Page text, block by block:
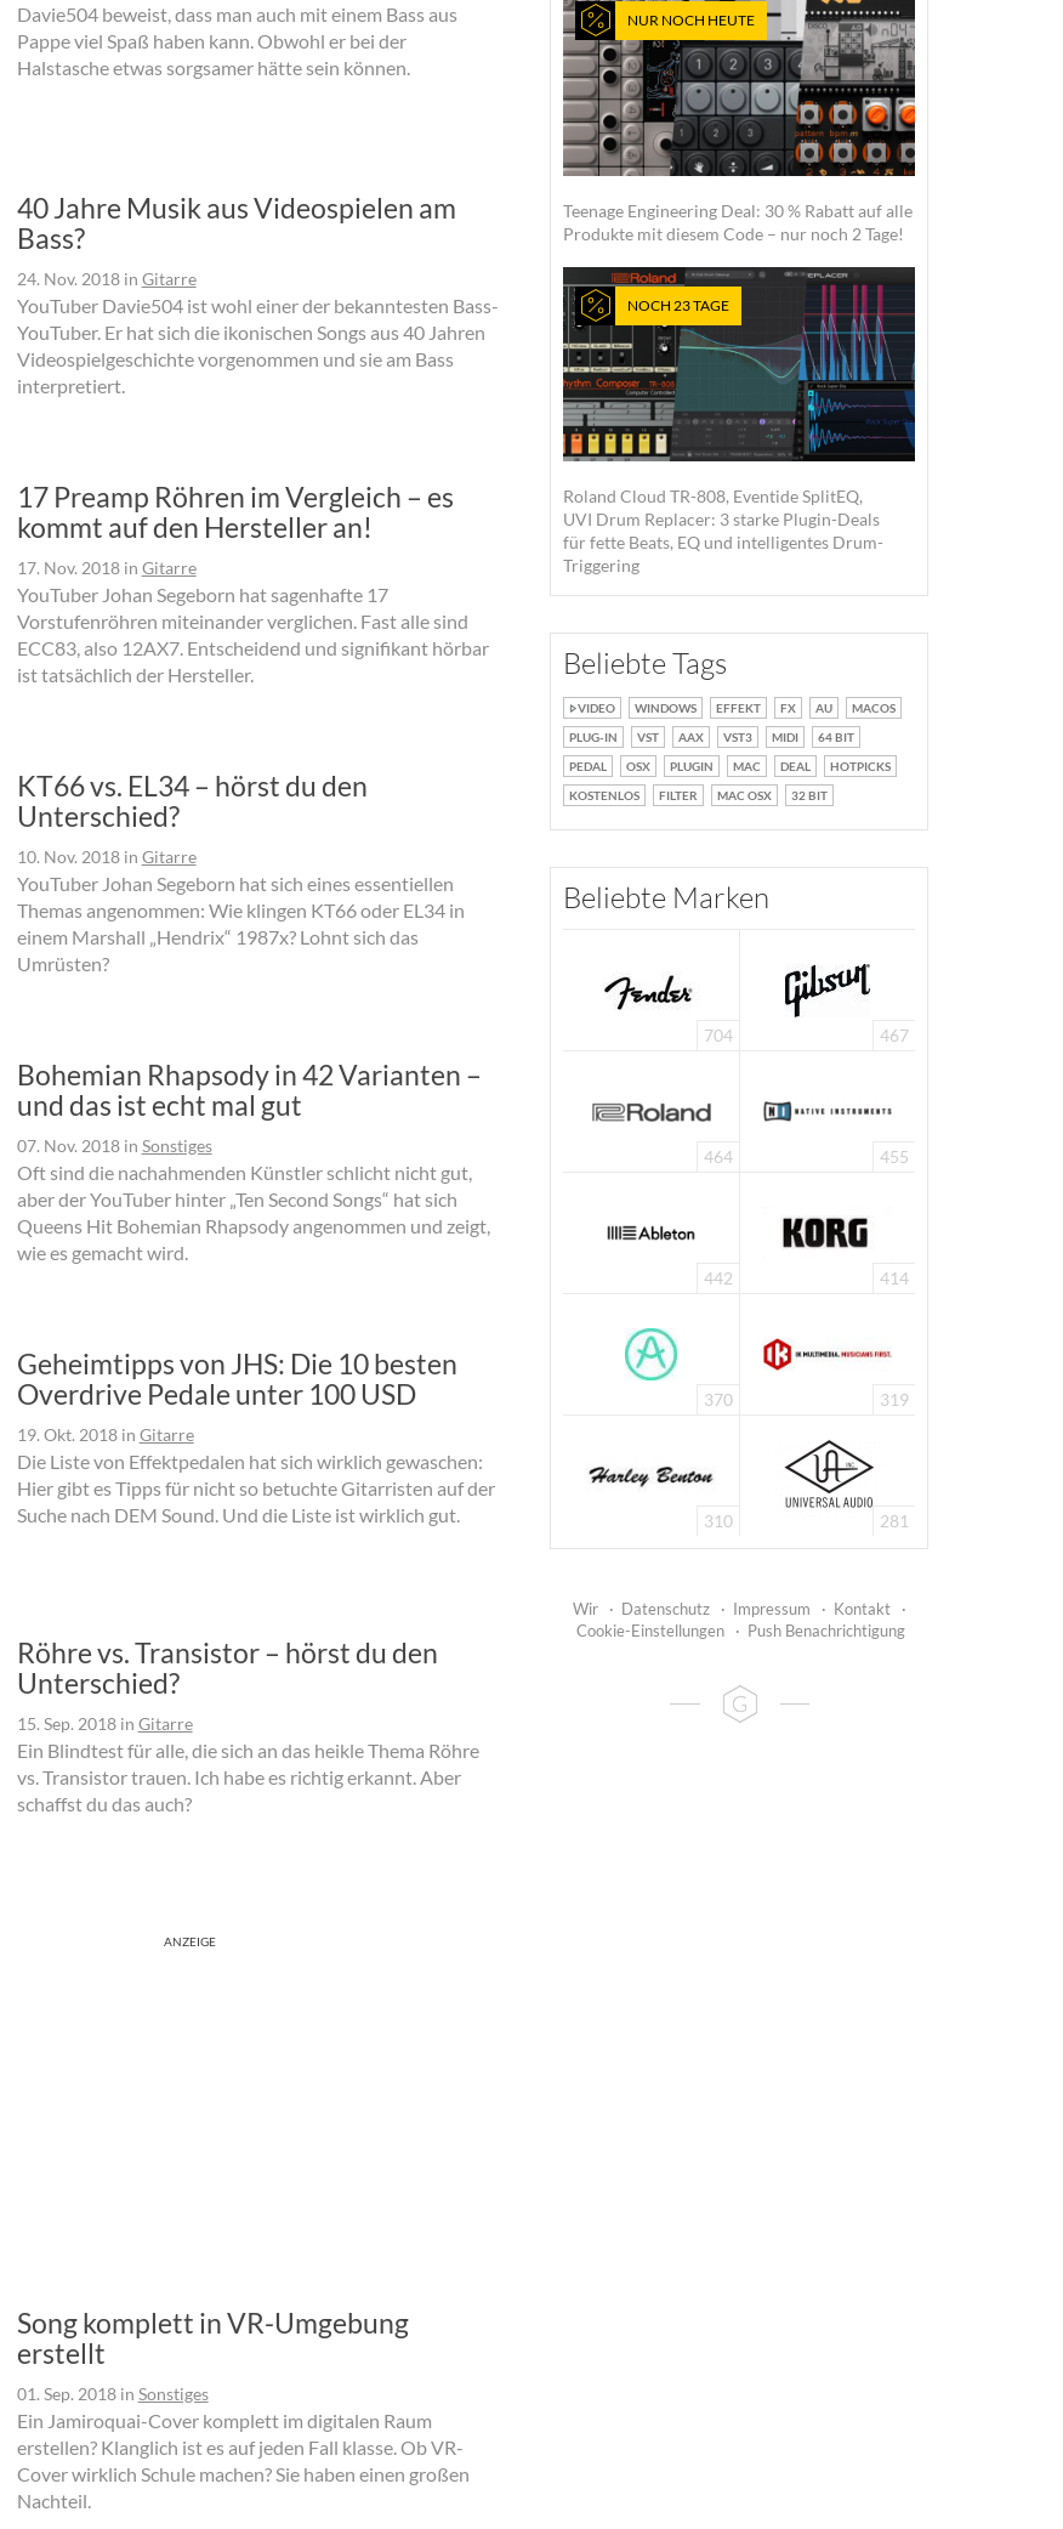
Davie504 beweist, dass man auch mit einem Bass aus
Pappe viel Spaß haben kann. Obwohl er bei der
Halstasche etwas sorgsamer hätte sein können.
40 Jahre Musik aus Videospielen am
Bass?
24. Nov. 2018in Gitarre
YouTuber Davie504 ist wohl einer der bekanntesten Bass-
YouTuber. Er hat sich die ikonischen Songs aus 40 Jahren
Videospielgeschichte vorgenommen und sie am Bass
interpretiert.
17 Preamp Röhren im Vergleich – es
kommt auf den Hersteller an!
17. Nov. 2018in Gitarre
YouTuber Johan Segeborn hat sagenhafte 17
Vorstufenröhren miteinander verglichen. Fast alle sind
ECC83, also 12AX7. Entscheidend und signifikant hörbar
ist tatsächlich der Hersteller.
KT66 vs. EL34 – hörst du den
Unterschied?
10. Nov. 2018in Gitarre
YouTuber Johan Segeborn hat sich eines essentiellen
Themas angenommen: Wie klingen KT66 oder EL34 in
einem Marshall „Hendrix“ 1987x? Lohnt sich das
Umrüsten?
Bohemian Rhapsody in 42 Varianten –
und das ist echt mal gut
07. Nov. 2018in Sonstiges
Oft sind die nachahmenden Künstler schlicht nicht gut,
aber der YouTuber hinter „Ten Second Songs“ hat sich
Queens Hit Bohemian Rhapsody angenommen und zeigt,
wie es gemacht wird.
Geheimtipps von JHS: Die 10 besten
Overdrive Pedale unter 100 USD
19. Okt. 2018in Gitarre
Die Liste von Effektpedalen hat sich wirklich gewaschen:
Hier gibt es Tipps für nicht so betuchte Gitarristen auf der
Suche nach DEM Sound. Und die Liste ist wirklich gut.
Röhre vs. Transistor – hörst du den
Unterschied?
15. Sep. 2018in Gitarre
Ein Blindtest für alle, die sich an das heikle Thema Röhre
vs. Transistor trauen. Ich habe es richtig erkannt. Aber
schaffst du das auch?
ANZEIGE
Song komplett in VR-Umgebung
erstellt
01. Sep. 2018in Sonstiges
Ein Jamiroquai-Cover komplett im digitalen Raum
erstellen? Klanglich ist es auf jeden Fall klasse. Ob VR-
Cover wirklich Schule machen? Sie haben einen großen
Nachteil.
NUR NOCH HEUTE
Teenage Engineering Deal: 30 % Rabatt auf alle
Produkte mit diesem Code – nur noch 2 Tage!
NOCH 23 TAGE
Roland Cloud TR-808, Eventide SplitEQ,
UVI Drum Replacer: 3 starke Plugin-Deals
für fette Beats, EQ und intelligentes Drum-
Triggering
Beliebte Tags
VIDEO WINDOWS EFFEKT FX AU
MACOS
PLUG-IN
VST AAX VST3 MIDI
64 BIT
PEDAL
OSX PLUGIN MAC DEAL
HOTPICKS
KOSTENLOS
FILTER MAC OSX 32 BIT
Beliebte Marken
704 467
464 455
442 414
370 319
310 281
Wir · Datenschutz · Impressum · Kontakt
·
Cookie-Einstellungen
· Push Benachrichtigung